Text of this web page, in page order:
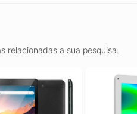
relacionadas a sua pesquisa.